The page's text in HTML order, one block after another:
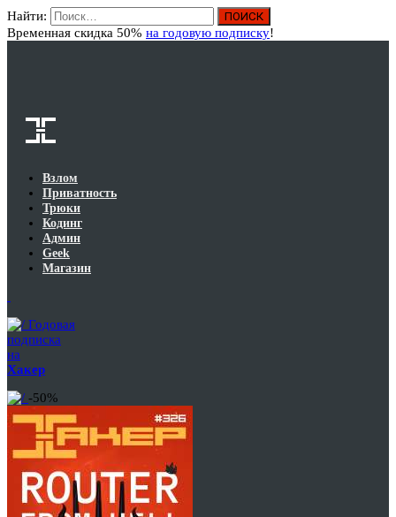
Найти:
Временная скидка 50% на годовую подписку!
Взлом
Приватность
Трюки
Кодинг
Админ
Geek
Магазин
Годовая
подписка
на
Хакер
-50%